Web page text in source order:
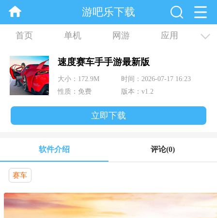
游吧乐下载
首页 单机 网游 应用
资讯 合集
速度赛车手手游最新版
大小：172.9M
时间：2026-07-17 16:23
性质：免费
版本：v1.2
立即下载
软件介绍 评论(0)
赛车